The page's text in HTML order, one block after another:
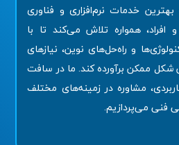
خدمات نرم‌افزاری و فناوری
افراد، همواره تلاش می‌کند تا با
و راه‌حل‌های نوین، نیازهای
شکل ممکن برآورده کند. ما در سافت
کاربردی، مشاوره در زمینه‌های مختلف
فنی می‌پردازیم.